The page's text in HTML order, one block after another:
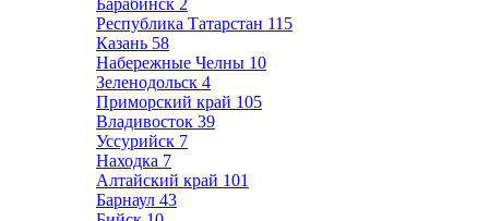
Барабинск 2
Республика Татарстан 115
Казань 58
Набережные Челны 10
Зеленодольск 4
Приморский край 105
Владивосток 39
Уссурийск 7
Находка 7
Алтайский край 101
Барнаул 43